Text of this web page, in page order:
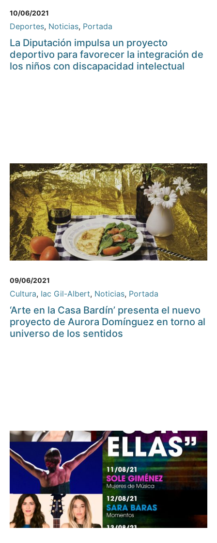
10/06/2021
Deportes, Noticias, Portada
La Diputación impulsa un proyecto
deportivo para favorecer la integración de
los niños con discapacidad intelectual
09/06/2021
Cultura, Iac Gil-Albert, Noticias, Portada
‘Arte en la Casa Bardín’ presenta el nuevo
proyecto de Aurora Domínguez en torno al
universo de los sentidos